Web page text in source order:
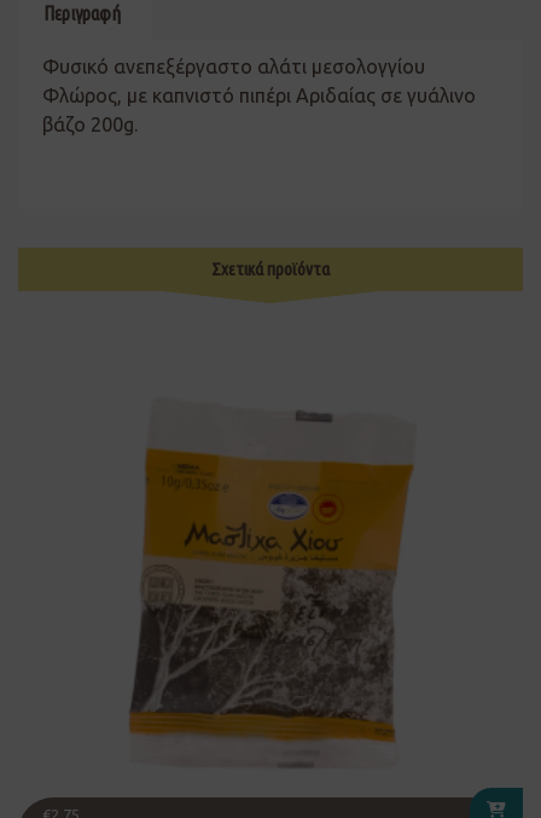
Περιγραφή
Φυσικό ανεπεξέργαστο αλάτι μεσολογγίου
Φλώρος, με καπνιστό πιπέρι Αριδαίας σε γυάλινο
βάζο 200g.
Σχετικά προϊόντα
€2.75